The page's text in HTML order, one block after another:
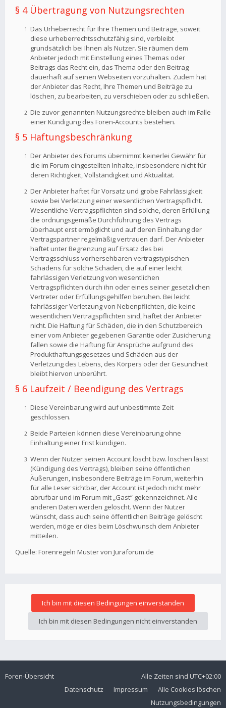
§ 4 Übertragung von Nutzungsrechten
Das Urheberrecht für Ihre Themen und Beiträge, soweit
diese urheberrechtsschutzfähig sind, verbleibt
grundsätzlich bei Ihnen als Nutzer. Sie räumen dem
Anbieter jedoch mit Einstellung eines Themas oder
Beitrags das Recht ein, das Thema oder den Beitrag
dauerhaft auf seinen Webseiten vorzuhalten. Zudem hat
der Anbieter das Recht, Ihre Themen und Beiträge zu
löschen, zu bearbeiten, zu verschieben oder zu schließen.
Die zuvor genannten Nutzungsrechte bleiben auch im Falle
einer Kündigung des Foren-Accounts bestehen.
§ 5 Haftungsbeschränkung
Der Anbieter des Forums übernimmt keinerlei Gewähr für
die im Forum eingestellten Inhalte, insbesondere nicht für
deren Richtigkeit, Vollständigkeit und Aktualität.
Der Anbieter haftet für Vorsatz und grobe Fahrlässigkeit
sowie bei Verletzung einer wesentlichen Vertragspflicht.
Wesentliche Vertragspflichten sind solche, deren Erfüllung
die ordnungsgemäße Durchführung des Vertrags
überhaupt erst ermöglicht und auf deren Einhaltung der
Vertragspartner regelmäßig vertrauen darf. Der Anbieter
haftet unter Begrenzung auf Ersatz des bei
Vertragsschluss vorhersehbaren vertragstypischen
Schadens für solche Schäden, die auf einer leicht
fahrlässigen Verletzung von wesentlichen
Vertragspflichten durch ihn oder eines seiner gesetzlichen
Vertreter oder Erfüllungsgehilfen beruhen. Bei leicht
fahrlässiger Verletzung von Nebenpflichten, die keine
wesentlichen Vertragspflichten sind, haftet der Anbieter
nicht. Die Haftung für Schäden, die in den Schutzbereich
einer vom Anbieter gegebenen Garantie oder Zusicherung
fallen sowie die Haftung für Ansprüche aufgrund des
Produkthaftungsgesetzes und Schäden aus der
Verletzung des Lebens, des Körpers oder der Gesundheit
bleibt hiervon unberührt.
§ 6 Laufzeit / Beendigung des Vertrags
Diese Vereinbarung wird auf unbestimmte Zeit
geschlossen.
Beide Parteien können diese Vereinbarung ohne
Einhaltung einer Frist kündigen.
Wenn der Nutzer seinen Account löscht bzw. löschen lässt
(Kündigung des Vertrags), bleiben seine öffentlichen
Äußerungen, insbesondere Beiträge im Forum, weiterhin
für alle Leser sichtbar, der Account ist jedoch nicht mehr
abrufbar und im Forum mit „Gast“ gekennzeichnet. Alle
anderen Daten werden gelöscht. Wenn der Nutzer
wünscht, dass auch seine öffentlichen Beiträge gelöscht
werden, möge er dies beim Löschwunsch dem Anbieter
mitteilen.
Quelle: Forenregeln Muster von Juraforum.de
Foren-Übersicht Alle Zeiten sind UTC+02:00
Alle Cookies löschen
Impressum
Datenschutz
Nutzungsbedingungen